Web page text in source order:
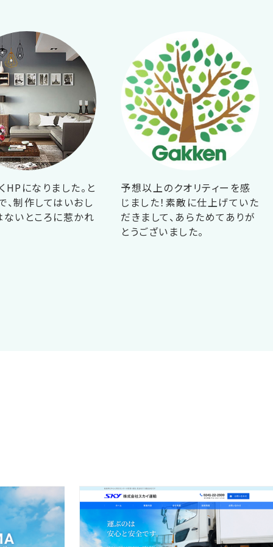
HPになりました。と
、制作してはいおし
ないところに惹かれ
予想以上のクオリティーを感
じました！素敵に仕上げていた
だきまして、あらためてありが
とうございました。